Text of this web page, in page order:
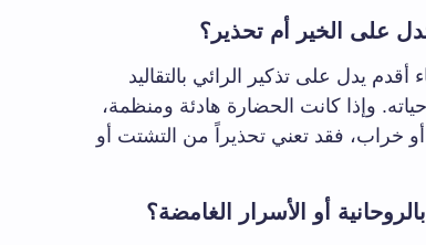
على الخير أم تحذير؟
يدل على تذكير الرائي بالتقاليد
وإذا كانت الحضارة هادئة ومنظمة،
خراب، فقد تعني تحذيراً من التشتت أو
أو الأسرار الغامضة؟